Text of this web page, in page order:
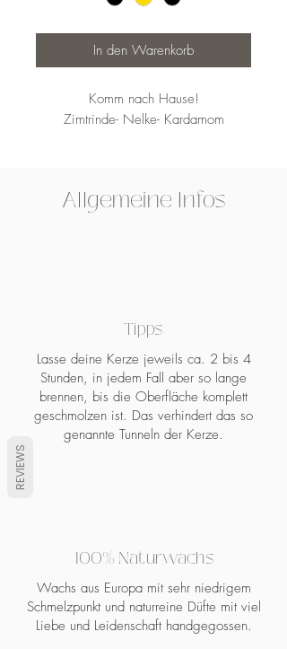
In den Warenkorb
Komm nach Hause!
Zimtrinde- Nelke- Kardamom
Allgemeine Infos
Tipps
Lasse deine Kerze jeweils ca. 2 bis 4
Stunden, in jedem Fall aber so lange
brennen, bis die Oberfläche komplett
geschmolzen ist. Das verhindert das so
genannte Tunneln der Kerze.
100% Naturwachs
Wachs aus Europa mit sehr niedrigem
Schmelzpunkt und naturreine Düfte mit viel
Liebe und Leidenschaft handgegossen.
REVIEWS